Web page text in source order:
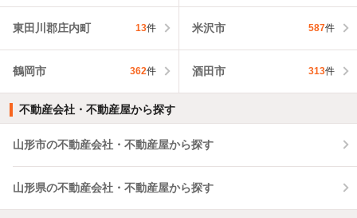
東田川郡庄内町 13件 米沢市 587件
鶴岡市 362件 酒田市 313件
不動産会社・不動産屋から探す
山形市の不動産会社・不動産屋から探す
山形県の不動産会社・不動産屋から探す